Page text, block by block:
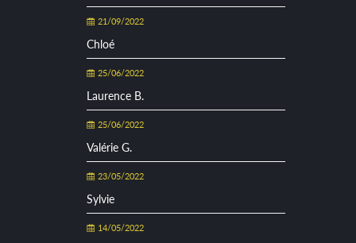
21/09/2022
Chloé
25/06/2022
Laurence B.
25/06/2022
Valérie G.
23/05/2022
Sylvie
14/05/2022